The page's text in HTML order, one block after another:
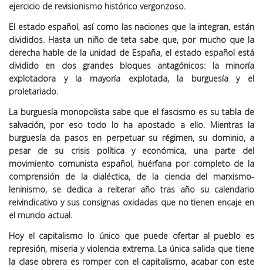
ejercicio de revisionismo histórico vergonzoso.
El estado español, así como las naciones que la integran, están
divididos. Hasta un niño de teta sabe que, por mucho que la
derecha hable de la unidad de España, el estado español está
dividido en dos grandes bloques antagónicos: la minoría
explotadora y la mayoría explotada, la burguesía y el
proletariado.
La burguesía monopolista sabe que el fascismo es su tabla de
salvación, por eso todo lo ha apostado a ello. Mientras la
burguesía da pasos en perpetuar su régimen, su dominio, a
pesar de su crisis política y económica, una parte del
movimiento comunista español, huérfana por completo de la
comprensión de la dialéctica, de la ciencia del marxismo-
leninismo, se dedica a reiterar año tras año su calendario
reivindicativo y sus consignas oxidadas que no tienen encaje en
el mundo actual.
Hoy el capitalismo lo único que puede ofertar al pueblo es
represión, miseria y violencia extrema. La única salida que tiene
la clase obrera es romper con el capitalismo, acabar con este